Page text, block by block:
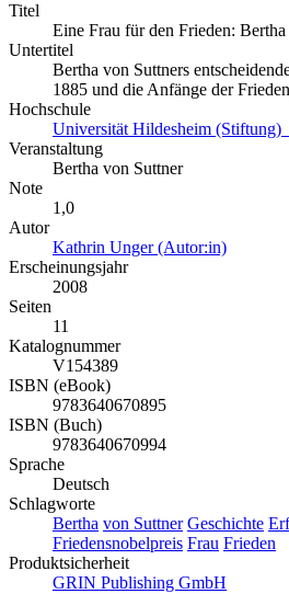
Titel
Eine Frau für den Frieden:
Untertitel
Bertha von Suttners
1885 und die Anfänge der
Hochschule
Universität Hildesheim
Veranstaltung
Bertha von Suttner
Note
1,0
Autor
Kathrin Unger (Autor:in)
Erscheinungsjahr
2008
Seiten
11
Katalognummer
V154389
ISBN (eBook)
9783640670895
ISBN (Buch)
9783640670994
Sprache
Deutsch
Schlagworte
Bertha von Suttner Geschichte
Friedensnobelpreis Frau Frieden
Produktsicherheit
GRIN Publishing GmbH